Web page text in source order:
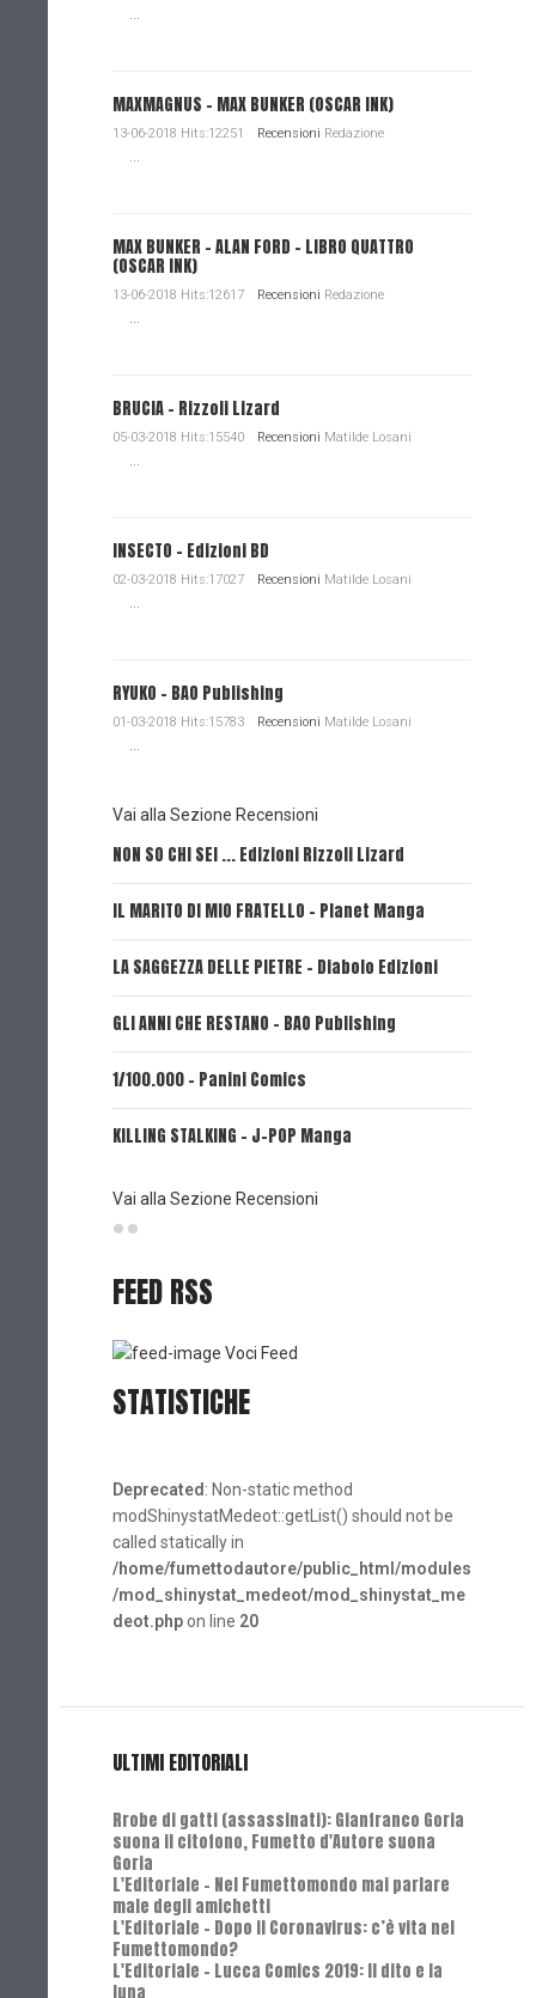
...
MAXMAGNUS – MAX BUNKER (OSCAR INK)
13-06-2018 Hits:12251 Recensioni Redazione
...
MAX BUNKER – ALAN FORD – LIBRO QUATTRO
(OSCAR INK)
13-06-2018 Hits:12617 Recensioni Redazione
...
BRUCIA - Rizzoli Lizard
05-03-2018 Hits:15540 Recensioni Matilde Losani
...
INSECTO - Edizioni BD
02-03-2018 Hits:17027 Recensioni Matilde Losani
...
RYUKO - BAO Publishing
01-03-2018 Hits:15783 Recensioni Matilde Losani
...
Vai alla Sezione Recensioni
NON SO CHI SEI ... Edizioni Rizzoli Lizard
IL MARITO DI MIO FRATELLO - Planet Manga
LA SAGGEZZA DELLE PIETRE - Diabolo Edizioni
GLI ANNI CHE RESTANO - BAO Publishing
1/100.000 - Panini Comics
KILLING STALKING - J-POP Manga
Vai alla Sezione Recensioni
FEED RSS
Voci Feed
STATISTICHE
Deprecated : Non-static method
modShinystatMedeot::getList() should not be
called statically in
/home/fumettodautore/public_html/modules
/mod_shinystat_medeot/mod_shinystat_me
deot.phpon line 20
ULTIMI EDITORIALI
Rrobe di gatti (assassinati): Gianfranco Goria
suona il citofono, Fumetto d'Autore suona
Goria
L'Editoriale - Nel Fumettomondo mai parlare
male degli amichetti
L'Editoriale - Dopo il Coronavirus: c’è vita nel
Fumettomondo?
L'Editoriale - Lucca Comics 2019: Il dito e la
luna